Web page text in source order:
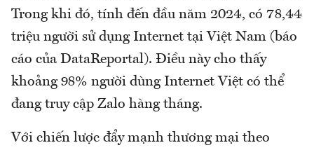
Trong khi đó, tính đến đầu năm 2024, có 78,44
triệu người sử dụng Internet tại Việt Nam (báo
cáo của DataReportal). Điều này cho thấy
khoảng 98% người dùng Internet Việt có thể
đang truy cập Zalo hàng tháng.
Với chiến lược đẩy mạnh thương mại theo